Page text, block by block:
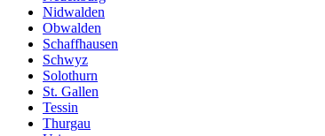
Nidwalden
Obwalden
Schaffhausen
Schwyz
Solothurn
St. Gallen
Tessin
Thurgau